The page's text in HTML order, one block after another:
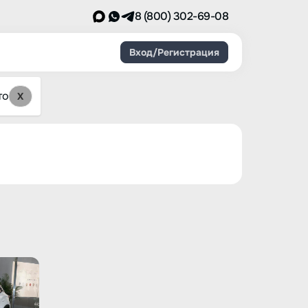
8 (800) 302-69-08
X
Вход/Регистрация